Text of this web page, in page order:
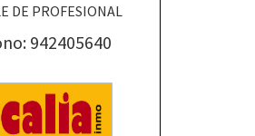
DE PROFESIONAL
942405640